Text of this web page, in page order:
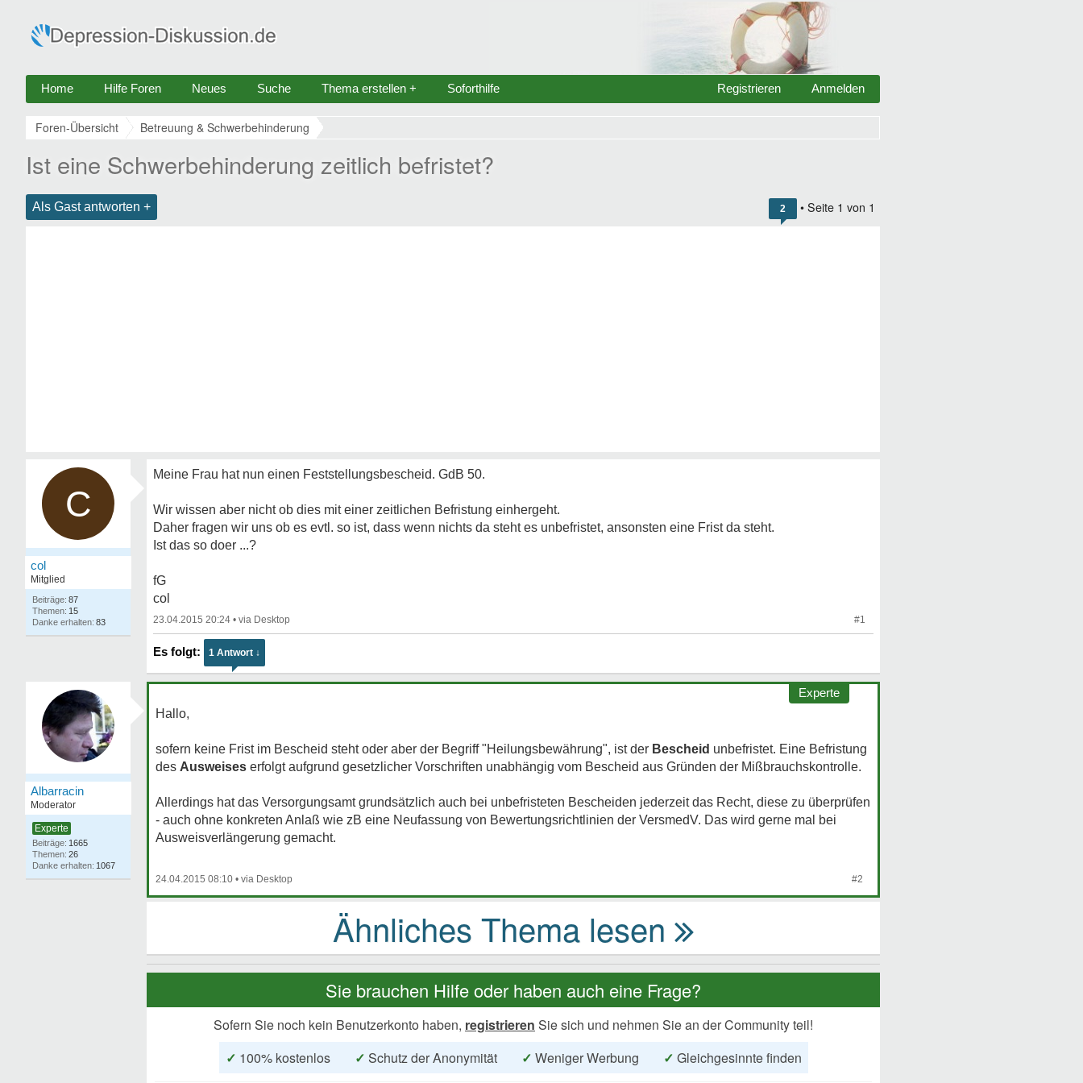
Home Hilfe Foren Neues Suche Thema erstellen + Soforthilfe Anmelden
Registrieren
Foren-Übersicht Betreuung & Schwerbehinderung
Ist eine Schwerbehinderung zeitlich befristet?
Als Gast antworten + 2 • Seite 1 von 1
C
col
Mitglied
87
15
83
Meine Frau hat nun einen Feststellungsbescheid. GdB 50.
Wir wissen aber nicht ob dies mit einer zeitlichen Befristung einhergeht.
Daher fragen wir uns ob es evtl. so ist, dass wenn nichts da steht es unbefristet, ansonsten eine Frist da steht.
Ist das so doer ...?
fG
col
23.04.2015 20:24 • #1
1 Antwort ↓
Albarracin
Moderator
Experte
1665
26
1067
Experte
Hallo,
sofern keine Frist im Bescheid steht oder aber der Begriff "Heilungsbewährung", ist der Bescheid unbefristet. Eine Befristung
des Ausweises erfolgt aufgrund gesetzlicher Vorschriften unabhängig vom Bescheid aus Gründen der Mißbrauchskontrolle.
Allerdings hat das Versorgungsamt grundsätzlich auch bei unbefristeten Bescheiden jederzeit das Recht, diese zu überprüfen
- auch ohne konkreten Anlaß wie zB eine Neufassung von Bewertungsrichtlinien der VersmedV. Das wird gerne mal bei
Ausweisverlängerung gemacht.
24.04.2015 08:10 • #2
Sie brauchen Hilfe oder haben auch eine Frage?
Sofern Sie noch kein Benutzerkonto haben, registrieren Sie sich und nehmen Sie an der Community teil!
✓ 100% kostenlos ✓ Schutz der Anonymität ✓ Weniger Werbung ✓ Gleichgesinnte finden